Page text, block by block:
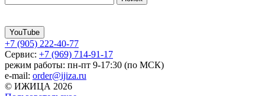
YouTube
+7 (905) 222-40-77
Сервис: +7 (969) 714-91-17
режим работы: пн-пт 9-17:30 (по МСК)
e-mail: order@ijiza.ru
© ИЖИЦА 2026